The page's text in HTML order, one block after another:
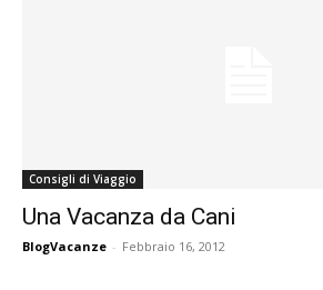
Consigli di Viaggio
Una Vacanza da Cani
BlogVacanze - Febbraio 16, 2012